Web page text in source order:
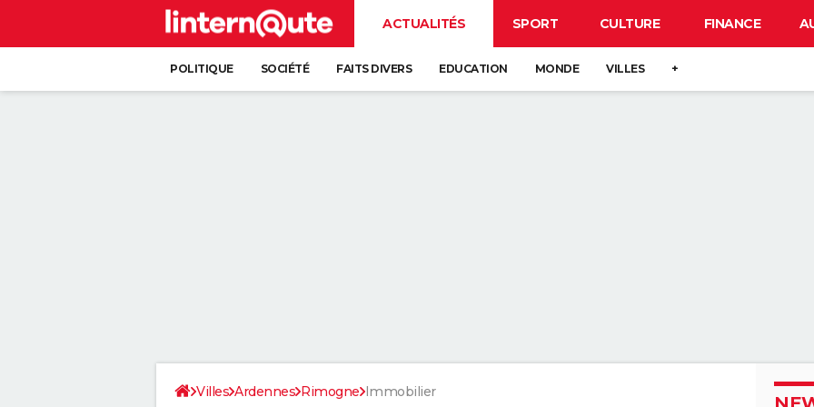
ACTUALITÉS SPORT CULTURE FINANCE
POLITIQUE SOCIÉTÉ FAITS DIVERS EDUCATION MONDE VILLES +
Villes Ardennes Rimogne Immobilier